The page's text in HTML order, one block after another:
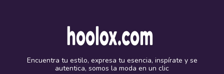
Encuentra tu estilo, expresa tu esencia, inspírate y se
autentica, somos la moda en un clic